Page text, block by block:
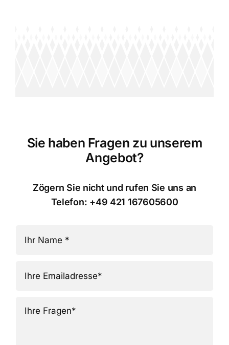
Sie haben Fragen zu unserem
Angebot?
Zögern Sie nicht und rufen Sie uns an
Telefon: +49 421 167605600